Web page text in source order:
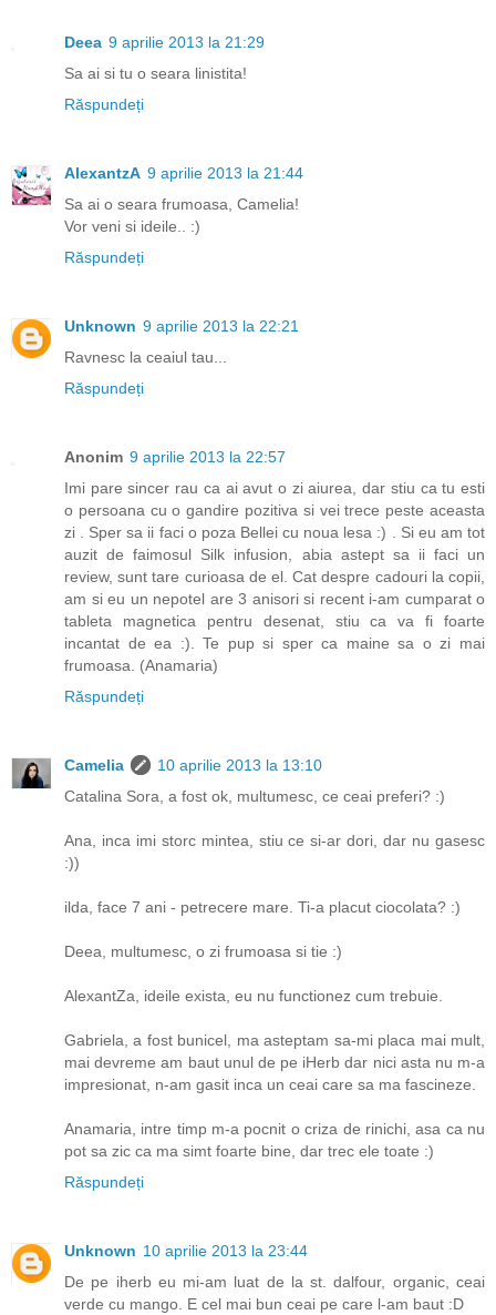
Deea 9 aprilie 2013 la 21:29
Sa ai si tu o seara linistita!
Răspundeți
AlexantzA 9 aprilie 2013 la 21:44
Sa ai o seara frumoasa, Camelia!
Vor veni si ideile.. :)
Răspundeți
Unknown 9 aprilie 2013 la 22:21
Ravnesc la ceaiul tau...
Răspundeți
Anonim 9 aprilie 2013 la 22:57
Imi pare sincer rau ca ai avut o zi aiurea, dar stiu ca tu esti
o persoana cu o gandire pozitiva si vei trece peste aceasta
zi . Sper sa ii faci o poza Bellei cu noua lesa :) . Si eu am tot
auzit de faimosul Silk infusion, abia astept sa ii faci un
review, sunt tare curioasa de el. Cat despre cadouri la copii,
am si eu un nepotel are 3 anisori si recent i-am cumparat o
tableta magnetica pentru desenat, stiu ca va fi foarte
incantat de ea :). Te pup si sper ca maine sa o zi mai
frumoasa. (Anamaria)
Răspundeți
Camelia
10 aprilie 2013 la 13:10
Catalina Sora, a fost ok, multumesc, ce ceai preferi? :)
Ana, inca imi storc mintea, stiu ce si-ar dori, dar nu gasesc
:))
ilda, face 7 ani - petrecere mare. Ti-a placut ciocolata? :)
Deea, multumesc, o zi frumoasa si tie :)
AlexantZa, ideile exista, eu nu functionez cum trebuie.
Gabriela, a fost bunicel, ma asteptam sa-mi placa mai mult,
mai devreme am baut unul de pe iHerb dar nici asta nu m-a
impresionat, n-am gasit inca un ceai care sa ma fascineze.
Anamaria, intre timp m-a pocnit o criza de rinichi, asa ca nu
pot sa zic ca ma simt foarte bine, dar trec ele toate :)
Răspundeți
Unknown 10 aprilie 2013 la 23:44
De pe iherb eu mi-am luat de la st. dalfour, organic, ceai
verde cu mango. E cel mai bun ceai pe care l-am baut :D